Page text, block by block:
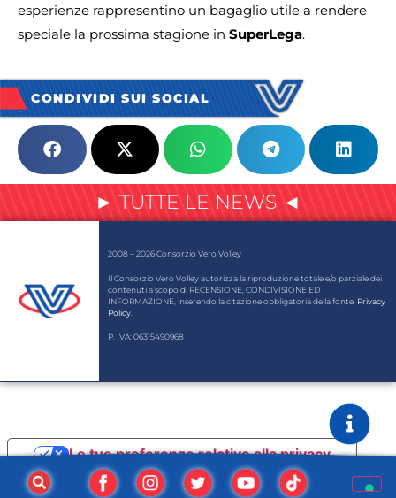
esperienze rappresentino un bagaglio utile a rendere
speciale la prossima stagione in SuperLega.
CONDIVIDI SUI SOCIAL
► TUTTE LE NEWS ◄
2008 – 2026 Consorzio Vero Volley
Il Consorzio Vero Volley autorizza la riproduzione totale e/o parziale dei
contenuti a scopo di RECENSIONE, CONDIVISIONE ED
INFORMAZIONE, inserendo la citazione obbligatoria della fonte. Privacy
Policy
P. IVA: 06315490968
Informativa sulla raccolta
Le tue preferenze relative alla privacy